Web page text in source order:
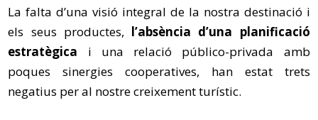
La falta d’una visió integral de la nostra destinació i
els seus productes, l’absència d’una planificació
estratègica i una relació público-privada amb
poques sinergies cooperatives, han estat trets
negatius per al nostre creixement turístic.